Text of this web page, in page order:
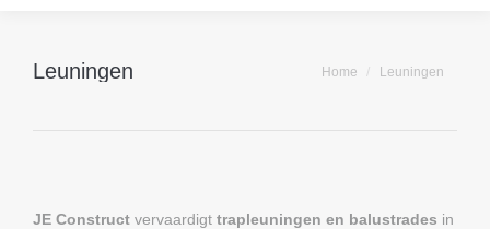
Leuningen Je bent hier:
Home Leuningen
JE Construct vervaardigt trapleuningen en balustrades in